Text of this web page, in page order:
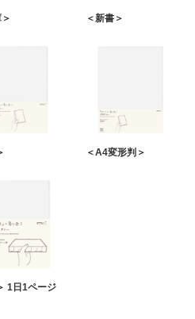
＜新書＞
＜A4変形判＞
1日1ページ